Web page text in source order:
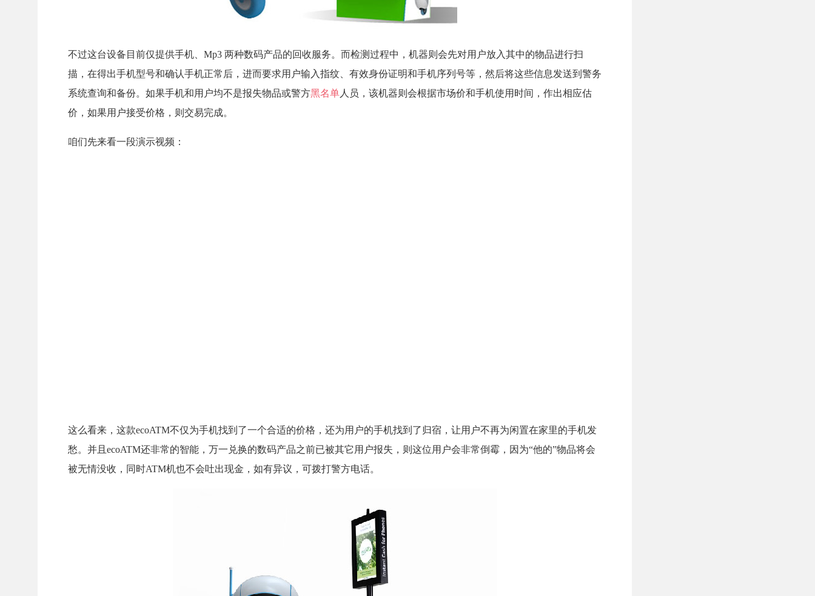
不过这台设备目前仅提供手机、Mp3 两种数码产品的回收服务。而检测过程中，机器则会先对用户放入其中的物品进行扫
描，在得出手机型号和确认手机正常后，进而要求用户输入指纹、有效身份证明和手机序列号等，然后将这些信息发送到警务
系统查询和备份。如果手机和用户均不是报失物品或警方黑名单 人员，该机器则会根据市场价和手机使用时间，作出相应估
价，如果用户接受价格，则交易完成。
咱们先来看一段演示视频：
这么看来，这款ecoATM不仅为手机找到了一个合适的价格，还为用户的手机找到了归宿，让用户不再为闲置在家里的手机发
愁。并且ecoATM还非常的智能，万一兑换的数码产品之前已被其它用户报失，则这位用户会非常倒霉，因为“他的”物品将会
被无情没收，同时ATM机也不会吐出现金，如有异议，可拨打警方电话。